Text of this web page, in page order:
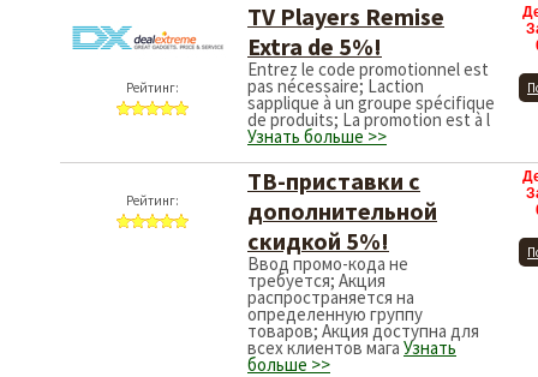
Рейтинг:
TV Players Remise
Extra de 5%!
Entrez le code promotionnel est
pas nécessaire; Laction
sapplique à un groupe spécifique
de produits; La promotion est à l
Узнать больше >>
Рейтинг:
ТВ-приставки с
дополнительной
скидкой 5%!
Ввод промо-кода не
требуется; Акция
распространяется на
определенную группу
товаров; Акция доступна для
всех клиентов мага Узнать
больше >>